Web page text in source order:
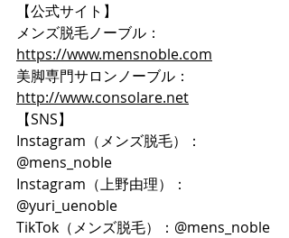
【公式サイト】
メンズ脱毛ノーブル：
https://www.mensnoble.com
美脚専門サロンノーブル：
http://www.consolare.net
【SNS】
Instagram（メンズ脱毛）：
@mens_noble
Instagram（上野由理）：
@yuri_uenoble
TikTok（メンズ脱毛）：@mens_noble